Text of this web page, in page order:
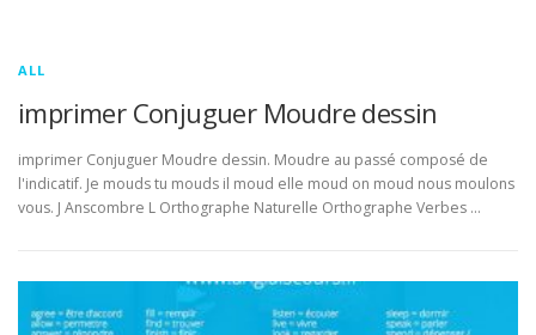
ALL
imprimer Conjuguer Moudre dessin
imprimer Conjuguer Moudre dessin. Moudre au passé composé de
l'indicatif. Je mouds tu mouds il moud elle moud on moud nous moulons
vous. J Anscombre L Orthographe Naturelle Orthographe Verbes …